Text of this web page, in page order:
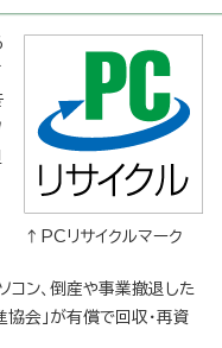
↑PCリサイクルマーク
コン、倒産や事業撤退した
協会」が有償で回収・再資